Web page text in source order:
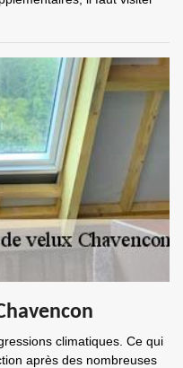
climatiques. Ce qui
après des nombreuses